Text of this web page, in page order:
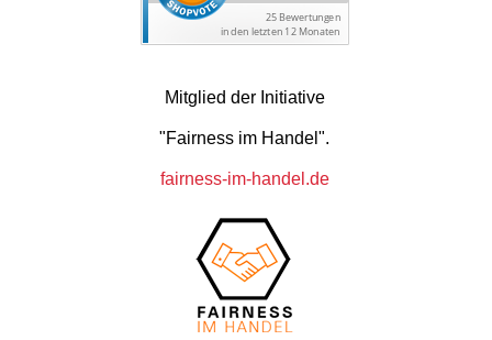
Mitglied der Initiative
"Fairness im Handel".
fairness-im-handel.de